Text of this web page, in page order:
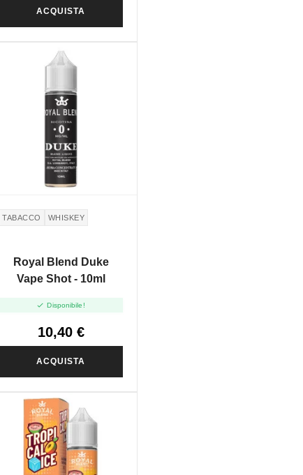
ACQUISTA
TABACCO WHISKEY
Royal Blend Duke
Vape Shot - 10ml
 Disponibile!
10,40 €
ACQUISTA